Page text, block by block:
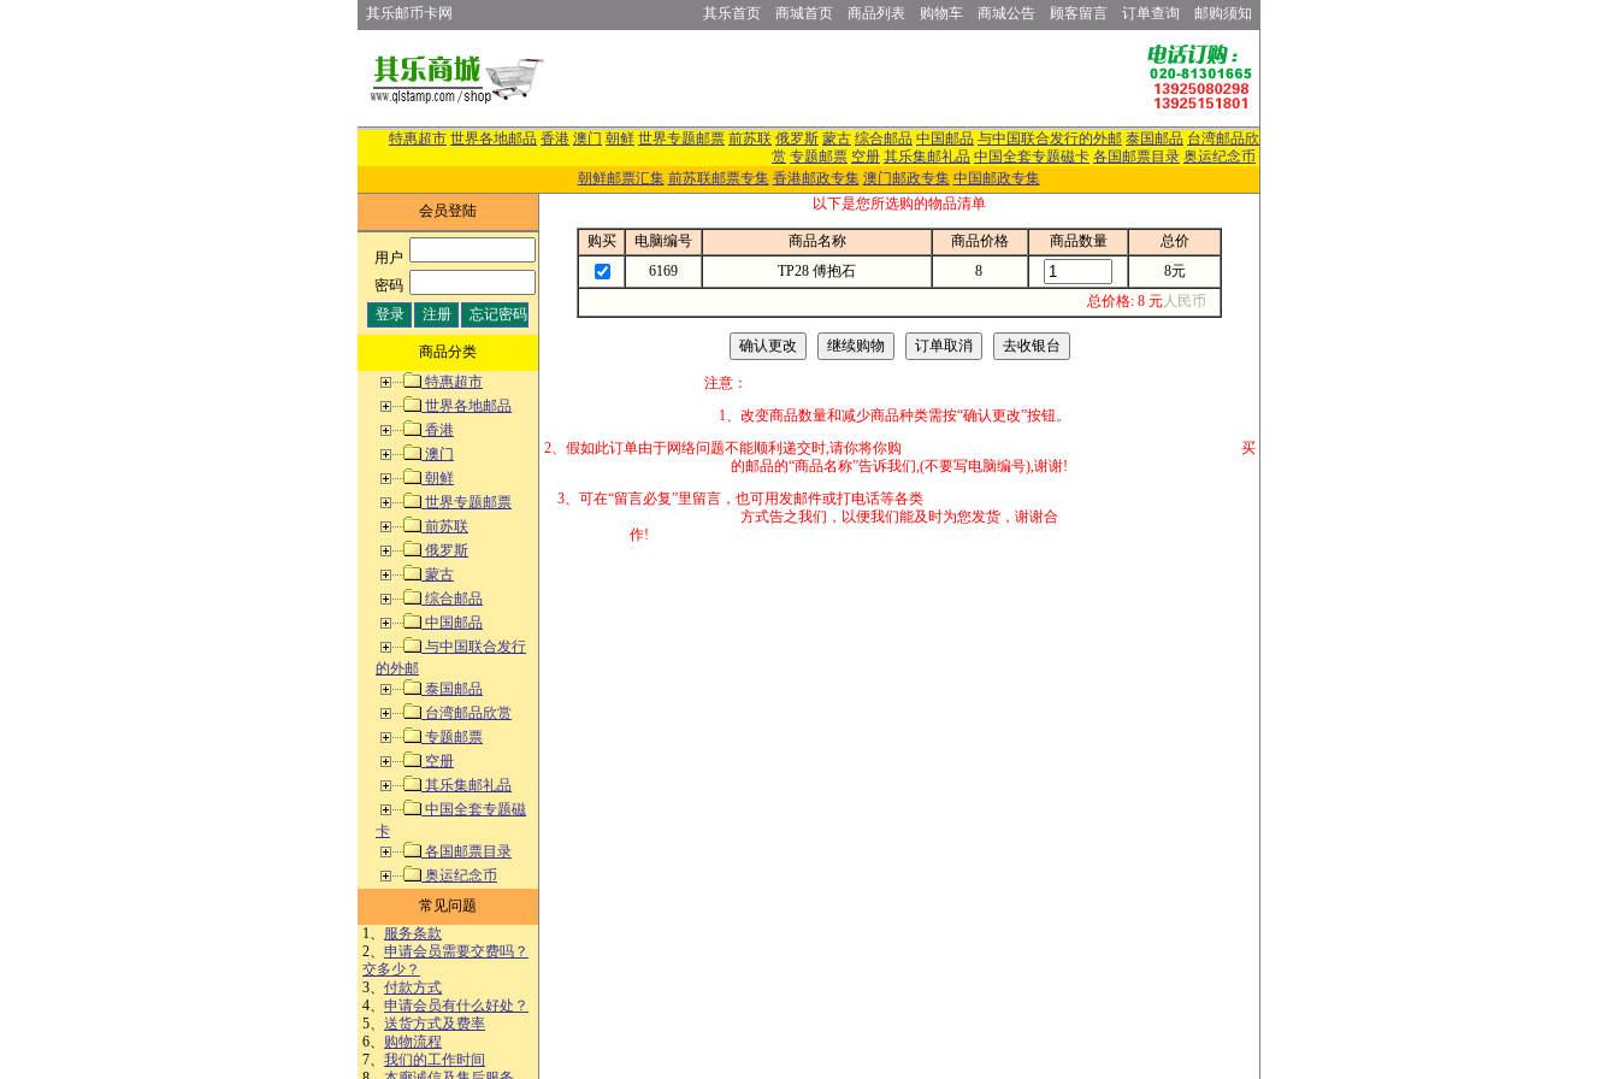
其乐邮币卡网 其乐首页 商城首页 商品列表 购物车 商城公告 顾客留言 订单查询 邮购须知
特惠超市 世界各地邮品 香港 澳门 朝鲜 世界专题邮票 前苏联 俄罗斯 蒙古 综合邮品 中国邮品 与中国联合发行的外邮 泰国邮品 台湾邮品欣
赏 专题邮票 空册 其乐集邮礼品 中国全套专题磁卡 各国邮票目录 奥运纪念币
朝鲜邮票汇集 前苏联邮票专集 香港邮政专集 澳门邮政专集 中国邮政专集
会员登陆
用户:
密码:
商品分类
特惠超市
世界各地邮品
香港
澳门
朝鲜
世界专题邮票
前苏联
俄罗斯
蒙古
综合邮品
中国邮品
与中国联合发行
的外邮
泰国邮品
台湾邮品欣赏
专题邮票
空册
其乐集邮礼品
中国全套专题磁
卡
各国邮票目录
奥运纪念币
常见问题
1、 服务条款
2、 申请会员需要交费吗？
交多少？
3、 付款方式
4、 申请会员有什么好处？
5、 送货方式及费率
6、 购物流程
7、 我们的工作时间
以下是您所选购的物品清单
购买 电脑编号 商品名称 商品价格 商品数量
总价
6169
TP28 傅抱石 8
8元
总价格: 8 元人民币
注意：
1、改变商品数量和减少商品种类需按“确认更改”按钮。
2、假如此订单由于网络问题不能顺利递交时,请你将你购 买
的邮品的“商品名称”告诉我们,(不要写电脑编号),谢谢!
3、可在“留言必复”里留言，也可用发邮件或打电话等各类
方式告之我们，以便我们能及时为您发货，谢谢合
作!